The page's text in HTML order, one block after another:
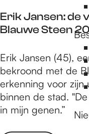
l
t
t
e
n
Erik Jansen: de
Blauwe Steen
E
r
i
k
J
Erik Jansen (45),
bekroond met de
erkenning voor zijn
binnen de stad.
in mijn genen.”